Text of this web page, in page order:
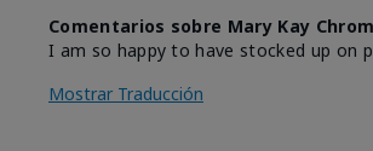
Comentarios sobre Mary Kay
I am so happy to have stocked up on
Mostrar Traducción